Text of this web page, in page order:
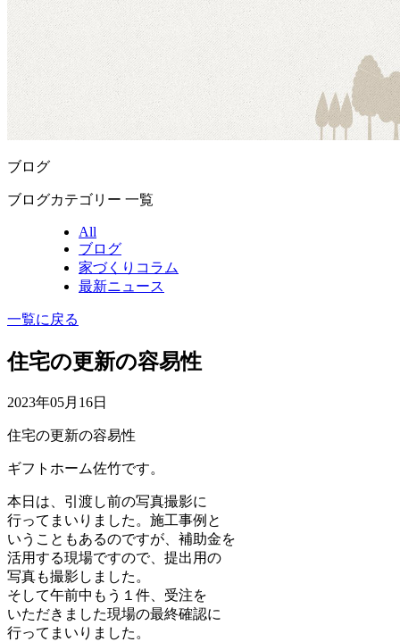
ブログ
ブログカテゴリー 一覧
All
ブログ
家づくりコラム
最新ニュース
一覧に戻る
住宅の更新の容易性
2023年05月16日
住宅の更新の容易性
ギフトホーム佐竹です。
本日は、引渡し前の写真撮影に
行ってまいりました。施工事例と
いうこともあるのですが、補助金を
活用する現場ですので、提出用の
写真も撮影しました。
そして午前中もう１件、受注を
いただきました現場の最終確認に
行ってまいりました。